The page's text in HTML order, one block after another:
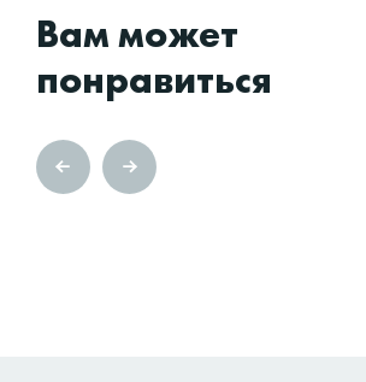
Вам может
понравиться